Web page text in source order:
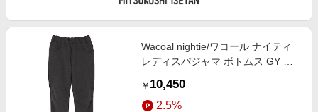
Wacoal nightie/ワコール ナイティ
レディスパジャマ ボトムス GY ル
￥ 10,450
2.5%